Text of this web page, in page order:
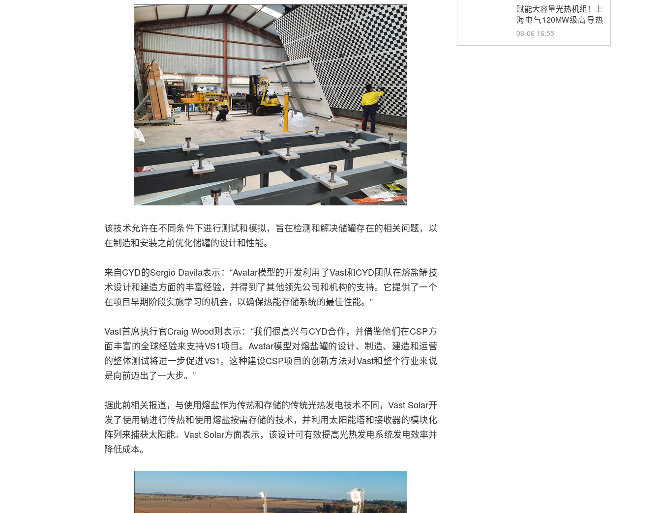
该技术允许在不同条件下进行测试和模拟，旨在检测和解决储罐存在的相关问题，以
在制造和安装之前优化储罐的设计和性能。
来自CYD的Sergio Davila表示：“Avatar模型的开发利用了Vast和CYD团队在熔盐罐技
术设计和建造方面的丰富经验，并得到了其他领先公司和机构的支持。它提供了一个
在项目早期阶段实施学习的机会，以确保热能存储系统的最佳性能。”
Vast首席执行官Craig Wood则表示：“我们很高兴与CYD合作，并借鉴他们在CSP方
面丰富的全球经验来支持VS1项目。Avatar模型对熔盐罐的设计、制造、建造和运营
的整体测试将进一步促进VS1。这种建设CSP项目的创新方法对Vast和整个行业来说
是向前迈出了一大步。”
据此前相关报道，与使用熔盐作为传热和存储的传统光热发电技术不同，Vast Solar开
发了使用钠进行传热和使用熔盐按需存储的技术，并利用太阳能塔和接收器的模块化
阵列来捕获太阳能。Vast Solar方面表示，该设计可有效提高光热发电系统发电效率并
降低成本。
务采购
赋能大容量光热机组！上
海电气120MW级高导热
空冷发电机通过型式试验
08-06 16:55